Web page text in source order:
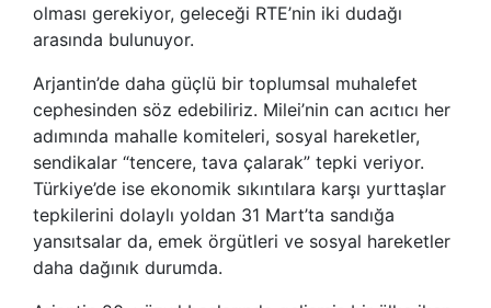
olması gerekiyor, geleceği RTE’nin iki dudağı
arasında bulunuyor.
Arjantin’de daha güçlü bir toplumsal muhalefet
cephesinden söz edebiliriz. Milei’nin can acıtıcı her
adımında mahalle komiteleri, sosyal hareketler,
sendikalar “tencere, tava çalarak” tepki veriyor.
Türkiye’de ise ekonomik sıkıntılara karşı yurttaşlar
tepkilerini dolaylı yoldan 31 Mart’ta sandığa
yansıtsalar da, emek örgütleri ve sosyal hareketler
daha dağınık durumda.